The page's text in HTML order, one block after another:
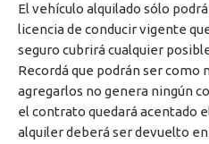
El vehículo alquilado sólo
licencia de conducir vigente
seguro cubrirá cualquier
Recordá que podrán ser como
agregarlos no genera ningún
el contrato quedará acentado
alquiler deberá ser devuelto